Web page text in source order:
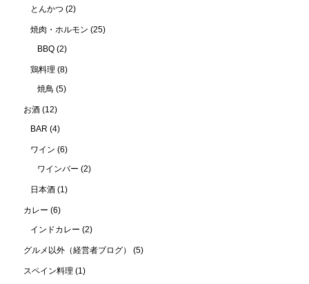
とんかつ (2)
焼肉・ホルモン (25)
BBQ (2)
鶏料理 (8)
焼鳥 (5)
お酒 (12)
BAR (4)
ワイン (6)
ワインバー (2)
日本酒 (1)
カレー (6)
インドカレー (2)
グルメ以外（経営者ブログ） (5)
スペイン料理 (1)